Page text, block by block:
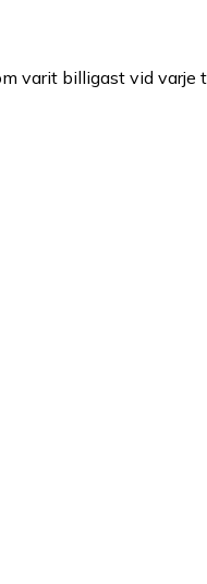
varit billigast vid